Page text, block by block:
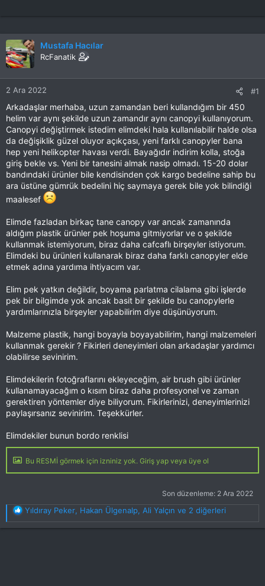
Mustafa Hacılar
RcFanatik
2 Ara 2022 #1
Arkadaşlar merhaba, uzun zamandan beri kullandığım bir 450
helim var aynı şekilde uzun zamandır aynı canopyi kullanıyorum.
Canopyi değiştirmek istedim elimdeki hala kullanılabilir halde olsa
da değişiklik güzel oluyor açıkçası, yeni farklı canopyler bana
hep yeni helikopter havası verdi. Bayağıdır indirim kolla, stoğa
giriş bekle vs. Yeni bir tanesini almak nasip olmadı. 15-20 dolar
bandındaki ürünler bile kendisinden çok kargo bedeline sahip bu
ara üstüne gümrük bedelini hiç saymaya gerek bile yok bilindiği
maalesef
Elimde fazladan birkaç tane canopy var ancak zamanında
aldığım plastik ürünler pek hoşuma gitmiyorlar ve o şekilde
kullanmak istemiyorum, biraz daha cafcaflı birşeyler istiyorum.
Elimdeki bu ürünleri kullanarak biraz daha farklı canopyler elde
etmek adına yardıma ihtiyacım var.
Elim pek yatkın değildir, boyama parlatma cilalama gibi işlerde
pek bir bilgimde yok ancak basit bir şekilde bu canopylerle
yardımlarınızla birşeyler yapabilirim diye düşünüyorum.
Malzeme plastik, hangi boyayla boyayabilirim, hangi malzemeleri
kullanmak gerekir ? Fikirleri deneyimleri olan arkadaşlar yardımcı
olabilirse sevinirim.
Elimdekilerin fotoğraflarını ekleyeceğim, air brush gibi ürünler
kullanamayacağım o kısım biraz daha profesyonel ve zaman
gerektiren yöntemler diye biliyorum. Fikirlerinizi, deneyimlerinizi
paylaşırsanız sevinirim. Teşekkürler.
Elimdekiler bunun bordo renklisi
Bu RESMİ görmek için izniniz yok. Giriş yap veya üye ol
Son düzenleme: 2 Ara 2022
T
e
p
Yıldıray Peker, Hakan Ülgenalp, Ali Yalçın ve 2 diğerleri